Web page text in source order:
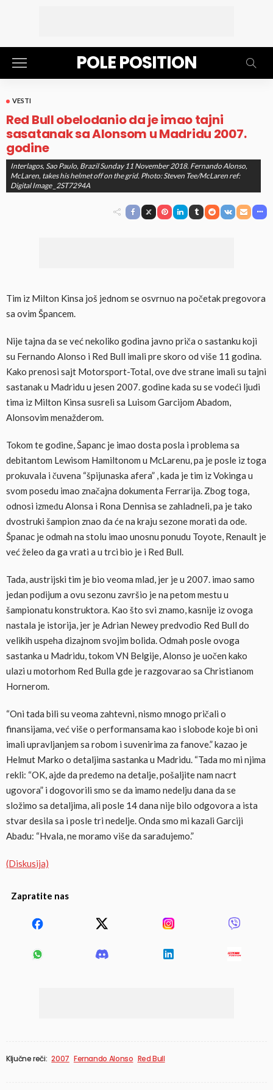
POLE POSITION
VESTI
Red Bull obelodanio da je imao tajni
sasatanak sa Alonsom u Madridu 2007.
godine
Nikola Nedeljković
Nema Komentara
objavljeno 20. Jan 2019. at 11:15 am
Interlagos, Sao Paulo, Brazil Sunday 11 November 2018. Fernando Alonso,
McLaren, takes his helmet off on the grid. Photo: Steven Tee/McLaren ref:
Digital Image _2ST7294A
Tim iz Milton Kinsa još jednom se osvrnuo na početak pregovora
sa ovim Špancem.
Nije tajna da se već nekoliko godina javno priča o sastanku koji
su Fernando Alonso i Red Bull imali pre skoro od više 11 godina.
Kako prenosi sajt Motorsport-Total, ove dve strane imali su tajni
sastanak u Madridu u jesen 2007. godine kada su se vodeći ljudi
tima iz Milton Kinsa susreli sa Luisom Garcijom Abadom,
Alonsovim menažderom.
Tokom te godine, Šapanc je imao dosta posla i problema sa
debitantom Lewisom Hamiltonom u McLarenu, pa je posle iz toga
prokuvala i čuvena “špijunaska afera” , kada je tim iz Vokinga u
svom posedu imao značajna dokumenta Ferrarija. Zbog toga,
odnosi između Alonsa i Rona Dennisa se zahladneli, pa je tako
dvostruki šampion znao da će na kraju sezone morati da ode.
Španac je odmah na stolu imao unosnu ponudu Toyote, Renault je
već želeo da ga vrati a u trci bio je i Red Bull.
Tada, austrijski tim je bio veoma mlad, jer je u 2007. imao samo
jedan podijum a ovu sezonu završio je na petom mestu u
šampionatu konstruktora. Kao što svi znamo, kasnije iz ovoga
nastala je istorija, jer je Adrian Newey predvodio Red Bull do
velikih uspeha dizajnom svojim bolida. Odmah posle ovoga
sastanka u Madridu, tokom VN Belgije, Alonso je uočen kako
ulazi u motorhom Red Bulla gde je razgovarao sa Christianom
Hornerom.
“Oni tada bili su veoma zahtevni, nismo mnogo pričali o
finansijama, već više o performansama kao i slobode koje bi oni
imali upravljanjem sa robom i suvenirima za fanove.” kazao je
Helmut Marko o detaljima sastanka u Madridu. “Tada mo mi njima
rekli: “OK, ajde da pređemo na detalje, pošaljite nam nacrt
ugovora” i dogovorili smo se da imamo nedelju dana da se
složimo sa detaljima, ali posle 14 dana nije bilo odgovora a ista
stvar desila sa i posle tri nedelje. Onda smo mi kazali Garciji
Abadu: “Hvala, ne moramo više da sarađujemo.”
(Diskusija)
Zapratite nas
Ključne reči: 2007 Fernando Alonso Red Bull